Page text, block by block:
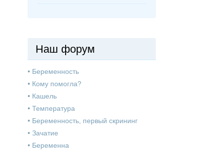
Наш форум
• Беременность
• Кому помогла?
• Кашель
• Температура
• Беременность, первый скрининг
• Зачатие
• Беременна